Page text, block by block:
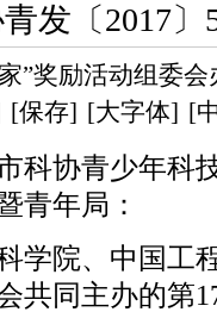
发〔2017〕
”奖励活动组委会
[保存] [大字体] [
科协青少年科
青年局：
院、中国工
共同主办的第